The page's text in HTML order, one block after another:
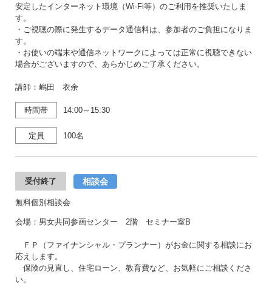
安定したインターネット環境（Wi-Fi等）のご利用を推奨いたしま
す。
・ご視聴の際に発生するデータ通信料は、参加者のご負担になりま
す。
・お使いの端末や通信ネットワークによっては正常に視聴できない
場合がございますので、あらかじめご了承ください。
講師：嶋田 衣余
時間帯 14:00～15:30
定員 100名
受付終了 相談会
無料個別相談会
会場：男女共同参画センター 2階 セミナー室B
ＦＰ（ファイナンシャル・プランナー）がお金に関する相談にお
応えします。
保険の見直し、住宅ローン、教育費など、お気軽にご相談くださ
い。